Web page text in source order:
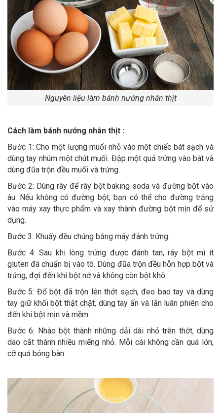
Nguyên liệu làm bánh nướng nhân thịt
Cách làm bánh nướng nhân thịt :
Bước 1: Cho một lượng muối nhỏ vào một chiếc bát sạch và
dùng tay nhúm một chút muối. Đập một quả trứng vào bát và
dùng đũa trộn đều muối và trứng.
Bước 2: Dùng rây để rây bột baking soda và đường bột vào
âu. Nếu không có đường bột, bạn có thể cho đường trắng
vào máy xay thực phẩm và xay thành đường bột mịn để sử
dụng.
Bước 3: Khuấy đều chúng bằng máy đánh trứng.
Bước 4: Sau khi lòng trứng được đánh tan, rây bột mì ít
gluten đã chuẩn bị vào tô. Dùng đũa trộn đều hỗn hợp bột và
trứng, đợi đến khi bột nở và không còn bột khô.
Bước 5: Đổ bột đã trộn lên thớt sạch, đeo bao tay và dùng
tay giữ khối bột thật chặt, dùng tay ấn và lăn luân phiên cho
đến khi bột mịn và mềm.
Bước 6: Nhào bột thành những dải dài nhỏ trên thớt, dùng
dao cắt thành nhiều miếng nhỏ. Mỗi cái không cần quá lớn,
cỡ quả bóng bàn